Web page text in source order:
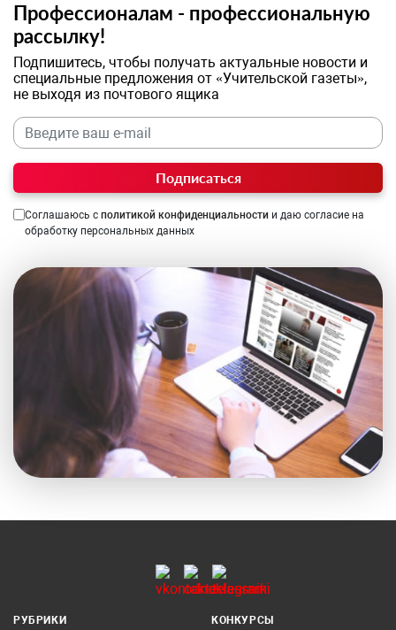
Профессионалам - профессиональную
рассылку!
Подпишитесь, чтобы получать актуальные новости и
специальные предложения от «Учительской газеты»,
не выходя из почтового ящика
Подписаться
Соглашаюсь с политикой конфиденциальности и даю согласие на
обработку персональных данных
РУБРИКИ
КОНКУРСЫ